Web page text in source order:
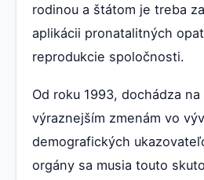
rodinou a štátom je treba
aplikácii pronatalitných
reprodukcie spoločnosti.
Od roku 1993, dochádza
výraznejším zmenám vo
demografických
orgány sa musia touto